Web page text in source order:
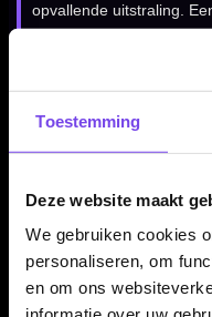
Toestemming
Deze website maakt
We gebruiken cookies
personaliseren, om
en om ons
opvallende uitstraling.
Red Dragon Nitro
De Red Dragon Nitro
geleverd per set van drie
voor één complete set
overstappen op een